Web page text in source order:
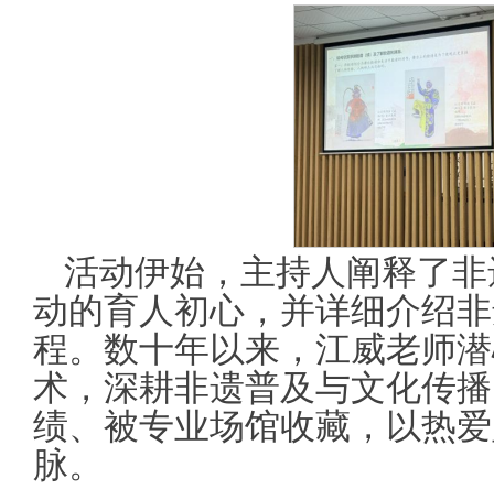
活动伊始，主持人阐释了
动的育人初心，并详细介绍
程。数十年以来，江威老师
术，深耕非遗普及与文化传
绩、被专业场馆收藏，以热
脉。